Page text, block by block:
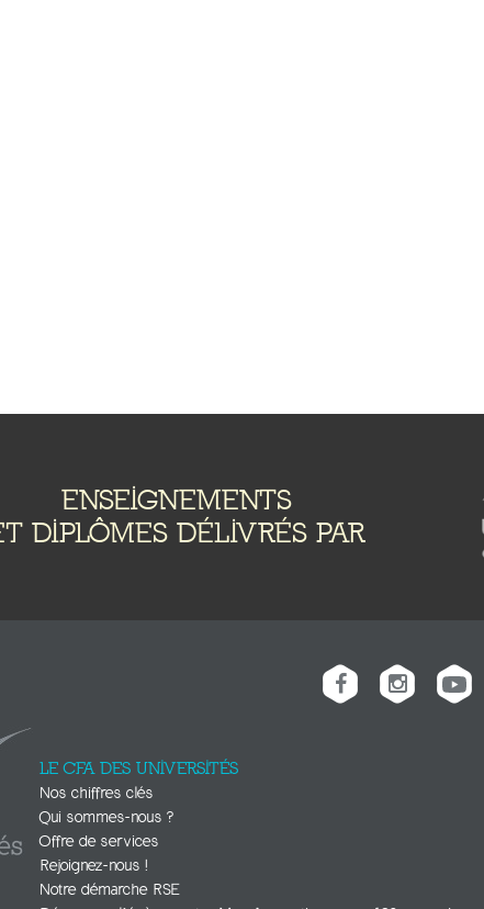
ENSEIGNEMENTS
DIPLÔMES DÉLIVRÉS PAR
LE CFA DES UNIVERSITÉS
Nos chiffres clés
Qui sommes-nous ?
Offre de services
Rejoignez-nous !
Notre démarche RSE